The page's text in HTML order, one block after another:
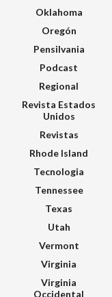
Oklahoma
Oregón
Pensilvania
Podcast
Regional
Revista Estados
Unidos
Revistas
Rhode Island
Tecnologia
Tennessee
Texas
Utah
Vermont
Virginia
Virginia
Occidental